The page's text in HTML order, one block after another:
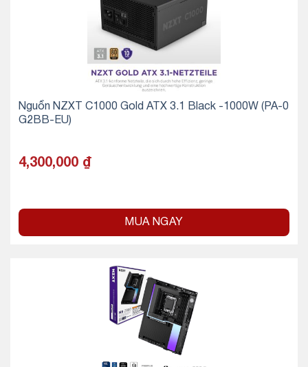
Nguồn NZXT C1000 Gold ATX 3.1 Black -1000W (PA-0
G2BB-EU)
4,300,000 ₫
MUA NGAY